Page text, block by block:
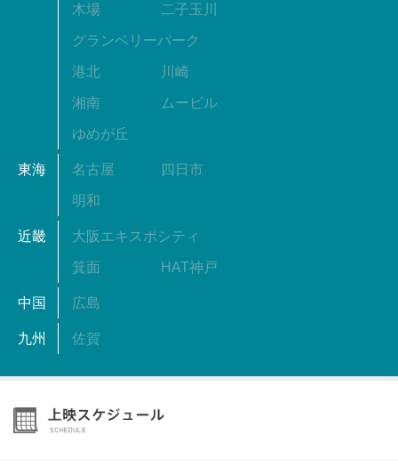
木場 二子玉川
グランベリーパーク
港北 川崎
湘南 ムービル
ゆめが丘
東海 名古屋 四日市
明和
近畿 大阪エキスポシティ
箕面 HAT神戸
中国 広島
九州 佐賀